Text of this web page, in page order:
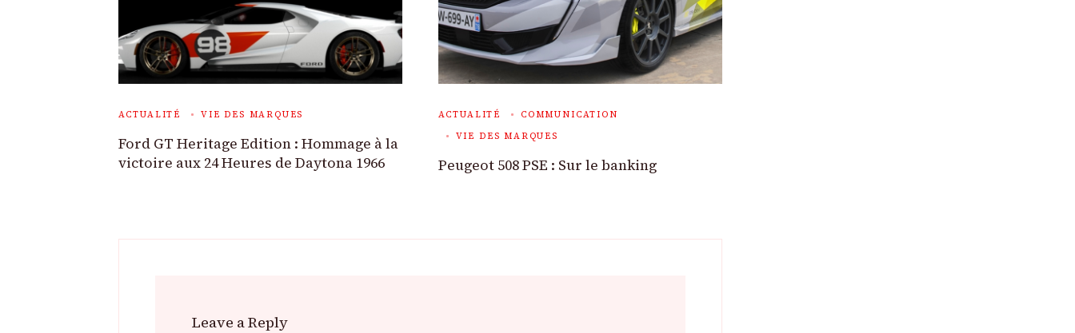
ACTUALITÉ VIE DES MARQUES
Ford GT Heritage Edition : Hommage à la
victoire aux 24 Heures de Daytona 1966
ACTUALITÉ
COMMUNICATION
VIE DES MARQUES
Peugeot 508 PSE : Sur le banking
Leave a Reply